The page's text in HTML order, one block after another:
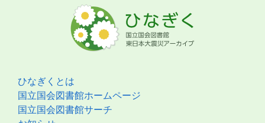
ひなぎくとは
国立国会図書館ホームページ
国立国会図書館サーチ